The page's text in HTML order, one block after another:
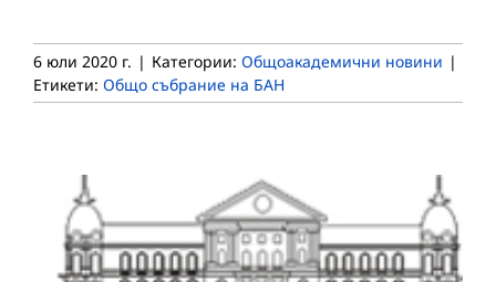
6 юли 2020 г. | Категории: Общоакадемични новини |
Етикети: Общо събрание на БАН